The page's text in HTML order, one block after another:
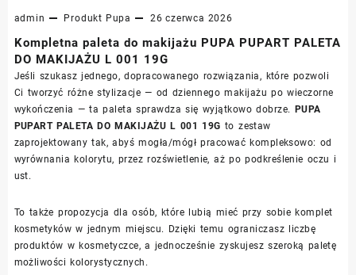
admin Produkt Pupa 26 czerwca 2026
Kompletna paleta do makijażu PUPA PUPART PALETA
DO MAKIJAŻU L 001 19G
Jeśli szukasz jednego, dopracowanego rozwiązania, które pozwoli
Ci tworzyć różne stylizacje — od dziennego makijażu po wieczorne
wykończenia — ta paleta sprawdza się wyjątkowo dobrze. PUPA
PUPART PALETA DO MAKIJAŻU L 001 19G to zestaw
zaprojektowany tak, abyś mogła/mógł pracować kompleksowo: od
wyrównania kolorytu, przez rozświetlenie, aż po podkreślenie oczu i
ust.
To także propozycja dla osób, które lubią mieć przy sobie komplet
kosmetyków w jednym miejscu. Dzięki temu ograniczasz liczbę
produktów w kosmetyczce, a jednocześnie zyskujesz szeroką paletę
możliwości kolorystycznych.